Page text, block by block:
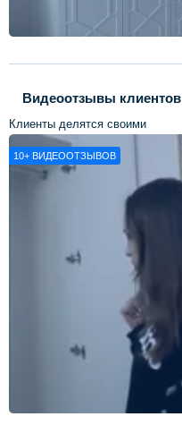
Видеоотзывы клиентов
Клиенты делятся своими
впечатлениями о нашей работе
10+ ВИДЕООТЗЫВОВ